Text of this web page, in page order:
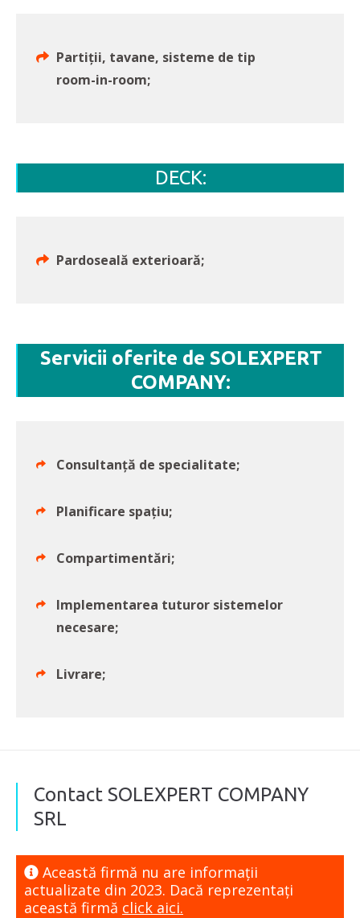
Partiții, tavane, sisteme de tip
room-in-room;
DECK:
Pardoseală exterioară;
Servicii oferite de SOLEXPERT
COMPANY:
Consultanță de specialitate;
Planificare spațiu;
Compartimentări;
Implementarea tuturor sistemelor
necesare;
Livrare;
Contact SOLEXPERT COMPANY
SRL
Această firmă nu are informaţii
actualizate din 2023. Dacă reprezentaţi
această firmă click aici.